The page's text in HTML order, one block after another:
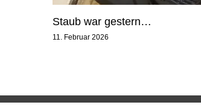
Staub war gestern…
11. Februar 2026